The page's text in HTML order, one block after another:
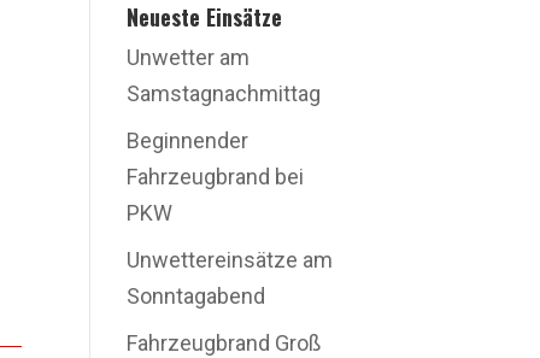
Neueste Einsätze
Unwetter am
Samstagnachmittag
Beginnender
Fahrzeugbrand bei
PKW
Unwettereinsätze am
Sonntagabend
Fahrzeugbrand Groß